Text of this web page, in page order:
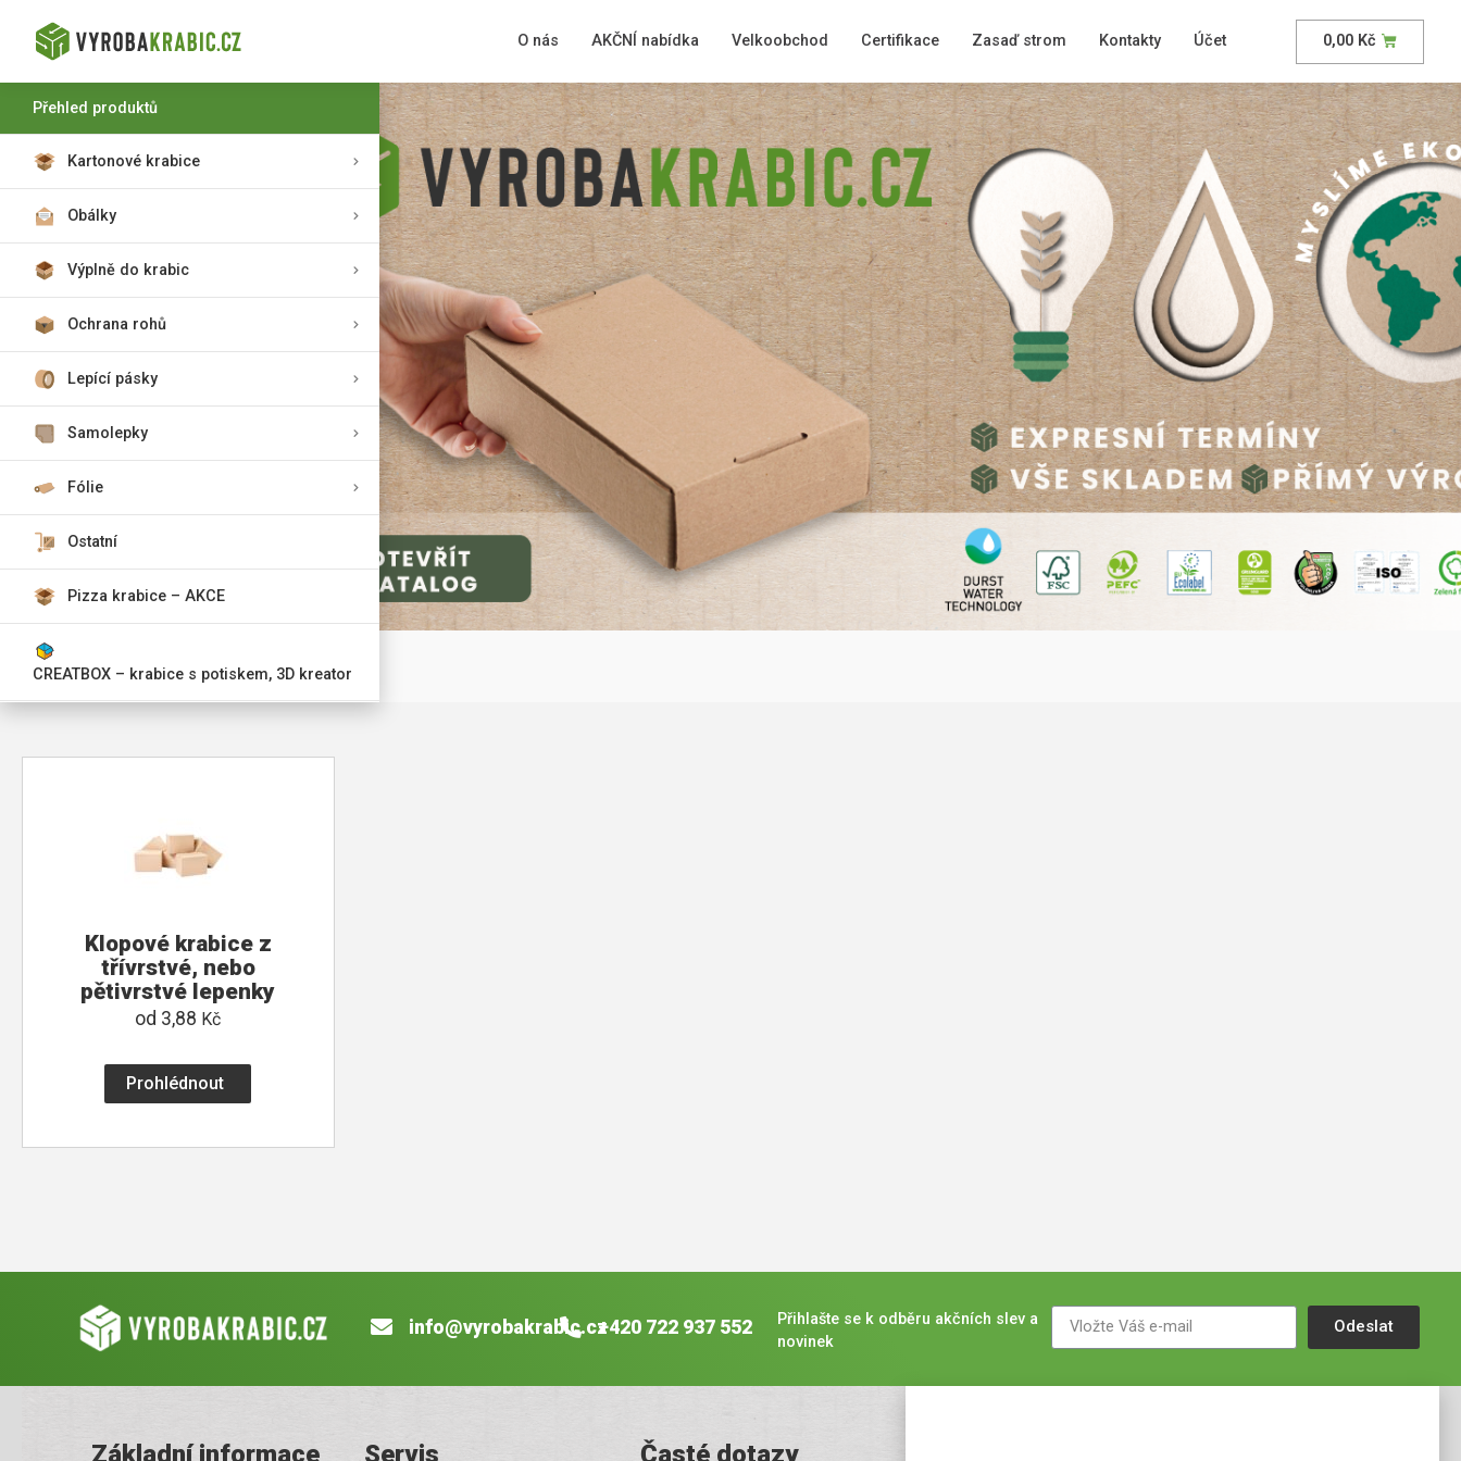
O nás AKČNÍ nabídka Velkoobchod Certifikace Zasaď strom Kontakty Účet 0,00 Kč
Přehled produktů
Kartonové krabice
Obálky
Výplně do krabic
Ochrana rohů
Lepící pásky
Samolepky
Fólie
Ostatní
Pizza krabice – AKCE
CREATBOX – krabice s potiskem, 3D kreator
Klopové krabice z
třívrstvé, nebo
pětivrstvé lepenky
od 3,88 Kč
Prohlédnout
info@vyrobakrabic.cz+420 722 937 552
Přihlašte se k odběru akčních slev a
novinek
Odeslat
Základní informace Servis Časté dotazy